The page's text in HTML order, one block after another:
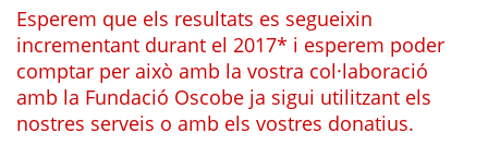
Esperem que els resultats es segueixin
incrementant durant el 2017* i esperem poder
comptar per això amb la vostra col·laboració
amb la Fundació Oscobe ja sigui utilitzant els
nostres serveis o amb els vostres donatius.